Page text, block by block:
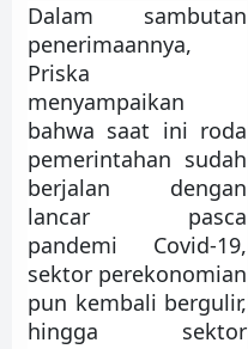
Dalam sambutan
penerimaannya,
Priska
menyampaikan
bahwa saat ini roda
pemerintahan sudah
berjalan dengan
lancar pasca
pandemi Covid-19,
sektor perekonomian
pun kembali bergulir,
hingga sektor